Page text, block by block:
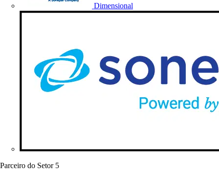
Dimensional
Parceiro do Setor 5